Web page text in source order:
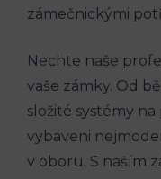
zámečnickými
Nechte naše
vaše zámky. Od
složité systémy
vybaveni
v oboru. S naším